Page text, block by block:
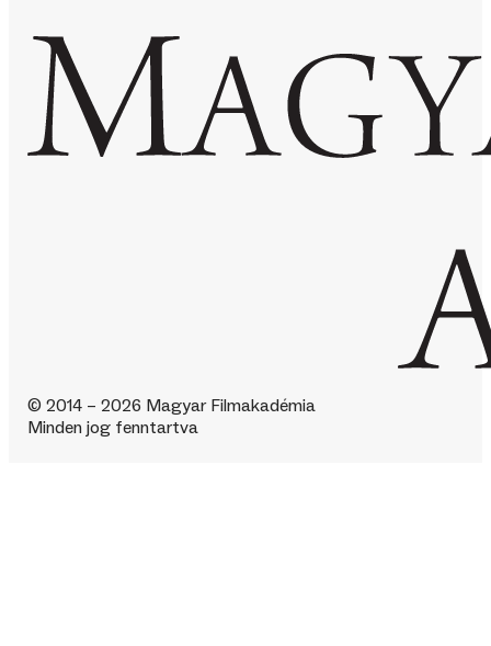
© 2014 – 2026 Magyar Filmakadémia
Minden jog fenntartva